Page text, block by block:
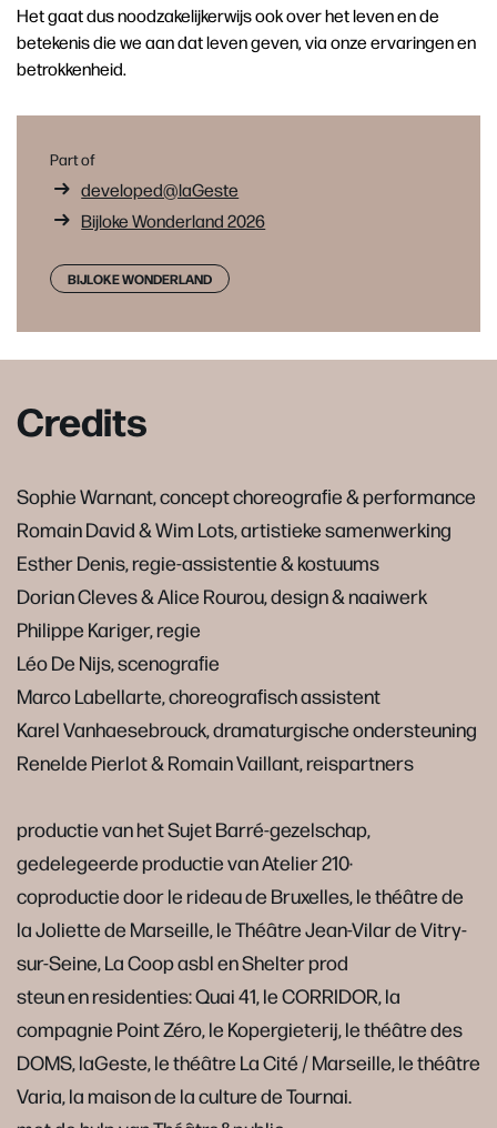
Het gaat dus noodzakelijkerwijs ook over het leven en de
betekenis die we aan dat leven geven, via onze ervaringen en
betrokkenheid.
Part of
developed@laGeste
Bijloke Wonderland 2026
BIJLOKE WONDERLAND
Credits
Sophie Warnant, concept choreograﬁe & performance
Romain David & Wim Lots, artistieke samenwerking
Esther Denis, regie-assistentie & kostuums
Dorian Cleves & Alice Rourou, design & naaiwerk
Philippe Kariger, regie
Léo De Nijs, scenograﬁe
Marco Labellarte, choreograﬁsch assistent
Karel Vanhaesebrouck, dramaturgische ondersteuning
Renelde Pierlot & Romain Vaillant, reispartners
productie van het Sujet Barré-gezelschap,
gedelegeerde productie van Atelier 210·
coproductie door le rideau de Bruxelles, le théâtre de
la Joliette de Marseille, le Théâtre Jean-Vilar de Vitry-
sur-Seine, La Coop asbl en Shelter prod
steun en residenties: Quai 41, le CORRIDOR, la
compagnie Point Zéro, le Kopergieterij, le théâtre des
DOMS, laGeste, le théâtre La Cité / Marseille, le théâtre
Varia, la maison de la culture de Tournai.